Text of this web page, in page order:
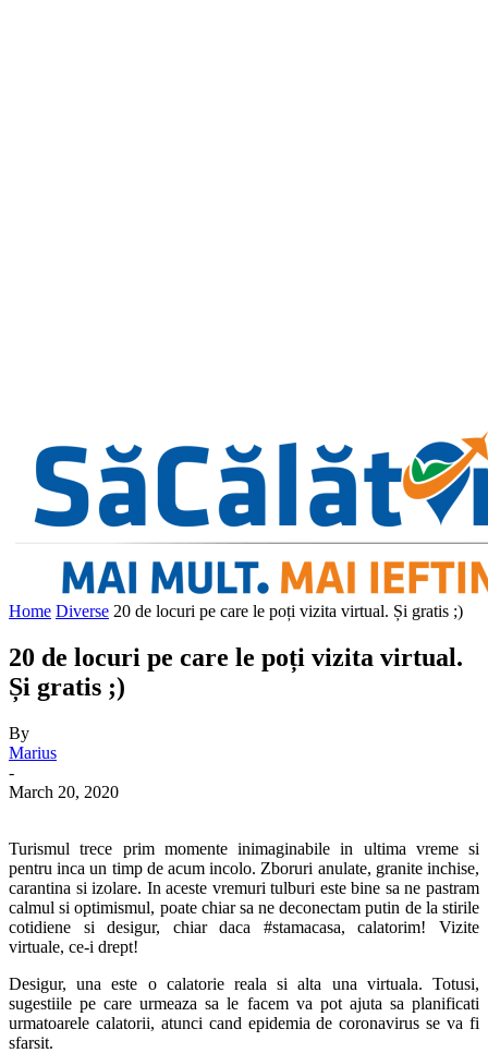
Home Diverse 20 de locuri pe care le poți vizita virtual. Și gratis ;)
20 de locuri pe care le poți vizita virtual.
Și gratis ;)
By
Marius
-
March 20, 2020
Turismul trece prim momente inimaginabile in ultima vreme si
pentru inca un timp de acum incolo. Zboruri anulate, granite inchise,
carantina si izolare. In aceste vremuri tulburi este bine sa ne pastram
calmul si optimismul, poate chiar sa ne deconectam putin de la stirile
cotidiene si desigur, chiar daca #stamacasa, calatorim! Vizite
virtuale, ce-i drept!
Desigur, una este o calatorie reala si alta una virtuala. Totusi,
sugestiile pe care urmeaza sa le facem va pot ajuta sa planificati
urmatoarele calatorii, atunci cand epidemia de coronavirus se va fi
sfarsit.